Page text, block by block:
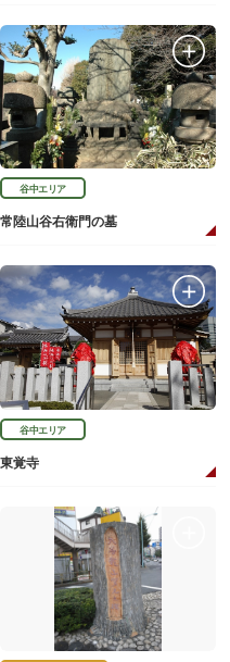
谷中エリア
常陸山谷右衛門の墓
谷中エリア
東覚寺